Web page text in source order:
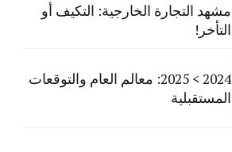
مشهد التجارة الخارجية: التكيف أو
التأخر!
2024 > 2025: معالم العام والتوقعات
المستقبلية